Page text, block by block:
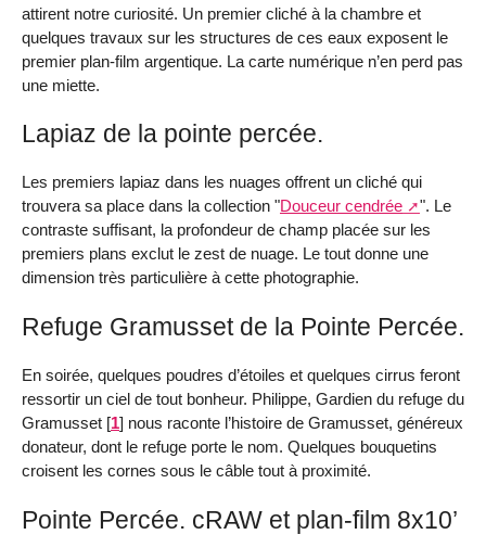
attirent notre curiosité. Un premier cliché à la chambre et
quelques travaux sur les structures de ces eaux exposent le
premier plan-film argentique. La carte numérique n’en perd pas
une miette.
Lapiaz de la pointe percée.
Les premiers lapiaz dans les nuages offrent un cliché qui
trouvera sa place dans la collection "Douceur cendrée
". Le
contraste suffisant, la profondeur de champ placée sur les
premiers plans exclut le zest de nuage. Le tout donne une
dimension très particulière à cette photographie.
Refuge Gramusset de la Pointe Percée.
En soirée, quelques poudres d’étoiles et quelques cirrus feront
ressortir un ciel de tout bonheur. Philippe, Gardien du refuge du
Gramusset [1] nous raconte l’histoire de Gramusset, généreux
donateur, dont le refuge porte le nom. Quelques bouquetins
croisent les cornes sous le câble tout à proximité.
Pointe Percée. cRAW et plan-film 8x10’